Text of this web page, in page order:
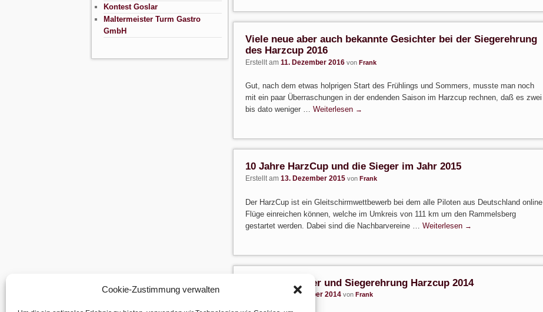
Cookie-Zustimmung verwalten
Viele neue aber auch bekannte Gesichter bei der Siegerehrung
des Harzcup 2016
Erstellt am 11. Dezember 2016 von Frank
Gut, nach dem etwas holprigen Start des Frühlings und Sommers, musste man noch
mit ein paar Überraschungen in der endenden Saison im Harzcup rechnen, daß es zwei
bis dato weniger … Weiterlesen →
10 Jahre HarzCup und die Sieger im Jahr 2015
Erstellt am 13. Dezember 2015 von Frank
Der HarzCup ist ein Gleitschirmwettbewerb bei dem alle Piloten aus Deutschland online
Flüge einreichen können, welche im Umkreis von 111 km um den Rammelsberg
gestartet werden. Dabei sind die Nachbarvereine … Weiterlesen →
Weihnachtsfeier und Siegerehrung Harzcup 2014
7. Dezember 2014 von Frank
Kontest Goslar
Maltermeister Turm Gastro
GmbH